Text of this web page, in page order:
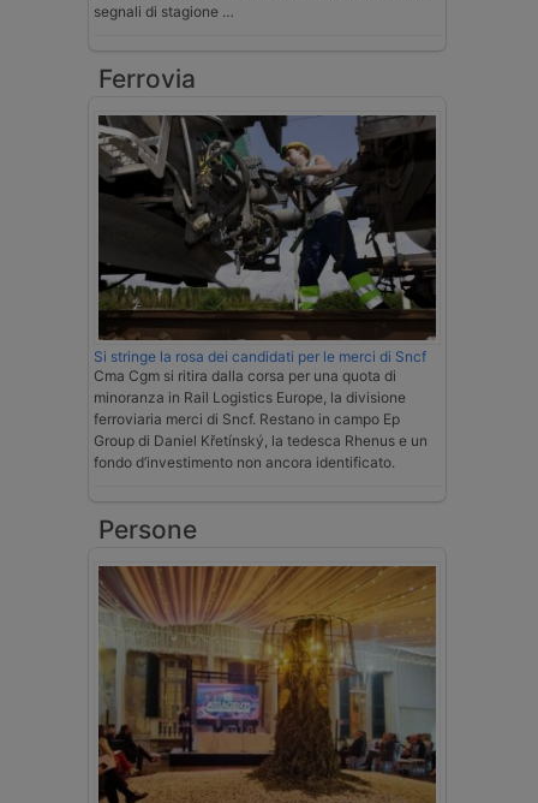
segnali di stagione …
Ferrovia
Si stringe la rosa dei candidati per le merci di Sncf
Cma Cgm si ritira dalla corsa per una quota di
minoranza in Rail Logistics Europe, la divisione
ferroviaria merci di Sncf. Restano in campo Ep
Group di Daniel Křetínský, la tedesca Rhenus e un
fondo d’investimento non ancora identificato.
Persone